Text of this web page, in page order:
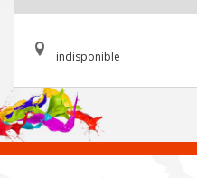
indisponible